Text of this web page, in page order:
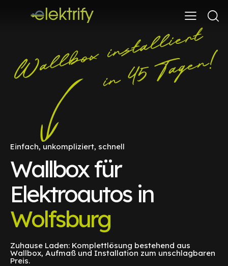
Einfach, unkompliziert, schnell
Wallbox für
Elektroautos in
Wolfsburg
Zuhause Laden: Komplettlösung bestehend aus
Wallbox, Aufmaß und Installation zum unschlagbaren
Preis.